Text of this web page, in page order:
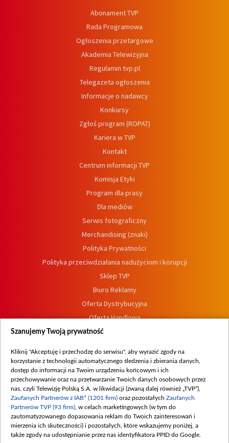
Abonament TVP
Rada Programowa
Ogłoszenia przetargowe
Akademia Telewizyjna
Regulamin tvp.pl
Telegazeta ogłoszenia
Informacje o nadawcy
Konkursy
Zgłoś program (ROPAT)
Kariera w TVP
Kontakt
Centrum informacji TVP
Komisja Etyki
Program dla prasy
Dla mediów
Serwis fotograficzny
Merchandising (znaki)
Polityka Prywatności
Polityka przeciwdziałania nadużyciom i korupcji
Sklep TVP
Biuro Reklamy
Oferta Dystrybucyjna
Oferta Handlowa
Dostępność
Procedura zgłoszeń wewnętrznych
Szanujemy Twoją prywatność
Kliknij "Akceptuję i przechodzę do serwisu", aby wyrazić zgody na
korzystanie z technologii automatycznego śledzenia i zbierania danych,
dostęp do informacji na Twoim urządzeniu końcowym i ich
przechowywanie oraz na przetwarzanie Twoich danych osobowych przez
nas, czyli Telewizję Polską S.A. w likwidacji (zwaną dalej również „TVP”),
Zaufanych Partnerów z IAB* (1201 firm) oraz pozostałych Zaufanych
Partnerów TVP (93 firm) , w celach marketingowych (w tym do
zautomatyzowanego dopasowania reklam do Twoich zainteresowań i
mierzenia ich skuteczności) i pozostałych, które wskazujemy poniżej, a
także zgody na udostępnianie przez nas identyfikatora PPID do Google.